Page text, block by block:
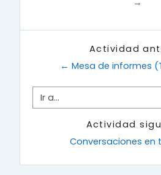
Actividad
← Mesa de informes
Ir a...
Actividad
Conversaciones en